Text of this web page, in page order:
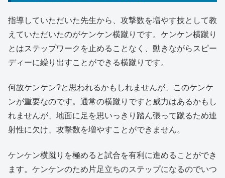
指導していただいた先生から、攻撃数を増やす技として教
えていただいたのがケンケン横蹴りです。ケンケン横蹴り
とはステップワークを止めることなく、動きながらスピー
ディーに繰り出すことができる横蹴りです。
何故ケンケン?と思われるかもしれませんが、このケンケ
ンが重要なのです。通常の横蹴りですと威力はあるかもし
れませんが、地面に足を思いっきり踏ん張って蹴るため連
射性に欠け、攻撃数を増やすことができません。
ケンケン横蹴りを極めると試合を有利に進めることができ
ます。ケンケンのため片足立ちのステップになるのでいつ